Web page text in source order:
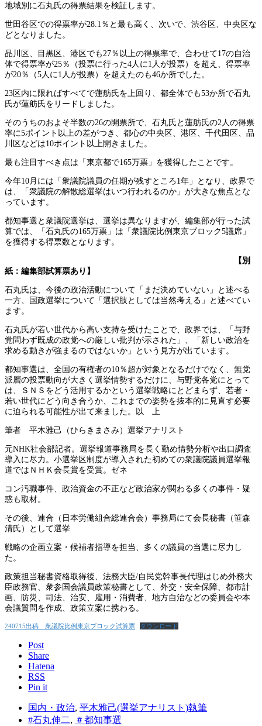
地域別に石丸氏の得票結果を検証します。
世田谷区での得票率が28.1％と最も高く、次いで、渋谷区、中央区な
どとなりました。
品川区、目黒区、港区でも27％以上の得票率で、合わせて17の自治
体で得票率が25％（投票に行った4人に1人が投票）を超え、得票率
が20％（5人に1人が投票）を超えたのも46か所でした。
23区内に限ればすべてで蓮舫氏を上回り、都全体でも53か所で石丸
氏が蓮舫氏をリードしました。
そのうちのおよそ半数の26の開票所で、石丸氏と蓮舫氏の2人の得票
率に5ポイント以上の差がつき、都心の中央区、港区、千代田区、品
川区などは10ポイント以上開きました。
最も注目すべき点は「東京都で165万票」を獲得したことです。
今年10月には「衆議院議員の任期が残すところ1年」となり、政界で
は、「衆議院の解散総選挙はいつ行われるのか」が大きな焦点とな
っています。
都知事選と衆議院選挙は、選挙は異なりますが、編集部が行った試
算では、「石丸氏の165万票」は「衆議院比例東京ブロック5議席」
を獲得する得票数となります。
【別
紙：編集部試算票あり】
石丸氏は、今後の政治活動について「まだ決めていない」と述べる
一方、国政選挙について「選択肢としては当然考える」と述べてい
ます。
石丸氏が若い世代から高い支持を受けたことで、政界では、「与野
党問わず既成の政党への厳しい批判が示された」、「新しい政治を
求める動きが強まるのではないか」という見方が出ています。
都知事選は、全国の有権者の10％超が対象となるだけでなく、無党
派層の投票動向が大きく選挙情勢するだけに、与野党各党にとって
は、ＳＮＳをどう活用するかという選挙戦略にとどまらず、若者・
若い世代にどう向き合うか、これまでの姿勢を抜本的に見直す必要
に迫られる可能性が出て来ました。以 上
筆者 平木雅己（ひらきまさみ）選挙アナリスト
元NHK社会部記者。選挙報道事務局を長く勤め情勢分析や出口調査
導入に尽力。小選挙区制度が導入された初めての衆議院議員選挙報
道ではＮＨＫ会長賞を受賞。ゼネ
コン汚職事件、政治資金の不正など政治家が関わる多くの事件・疑
惑も取材。
その後、連合（日本労働組合総連合会）事務局にて会長秘書（笹森
清氏）として選挙
戦略の企画立案・候補者指導を担当、多くの議員の当選に尽力し
た。
政策担当秘書資格取得後、法務大臣/自民党幹事長代理はじめ外務大
臣政務官、衆参国会議員政策秘書として、外交・安全保障、都市計
画、防災、司法、治安、雇用・消費者、地方自治などの委員会や本
会議質問を作成、政策立案に携わる。
240715出稿 衆議院比例東京ブロック試算票 ダウンロード
Post
Share
Hatena
RSS
Pin it
国内・政治, 平木雅己(選挙アナリスト)執筆
#石丸伸二, ＃都知事選